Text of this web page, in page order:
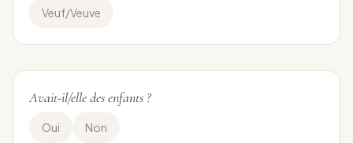
Veuf/Veuve
Avait-il/elle des enfants ?
Oui Non